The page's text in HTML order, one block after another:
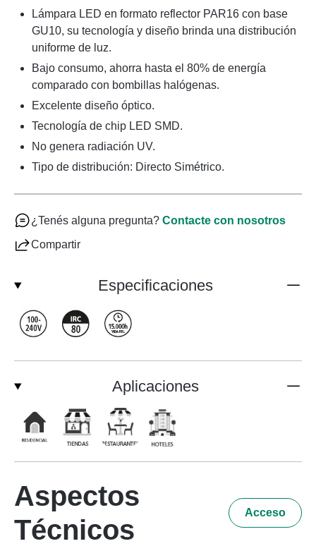
Lámpara LED en formato reflector PAR16 con base
GU10, su tecnología y diseño brinda una distribución
uniforme de luz.
Bajo consumo, ahorra hasta el 80% de energía
comparado con bombillas halógenas.
Excelente diseño óptico.
Tecnología de chip LED SMD.
No genera radiación UV.
Tipo de distribución: Directo Simétrico.
¿Tenés alguna pregunta? Contacte con nosotros
Compartir
Especificaciones
Aplicaciones
Aspectos
Técnicos
Acceso